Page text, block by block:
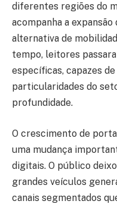
diferentes regiões do
acompanha a
alternativa de
tempo, leitores
específicas, capazes
particularidades do
profundidade.
O crescimento de
uma mudança
digitais. O público
grandes veículos
canais segmentados